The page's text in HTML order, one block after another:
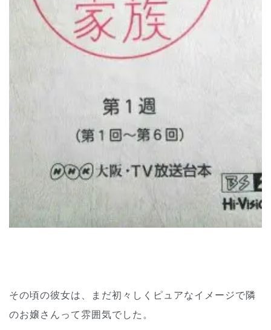
その頃の彼女は、まだ初々しくピュアなイメージで隣
のお嬢さんって雰囲気でした。